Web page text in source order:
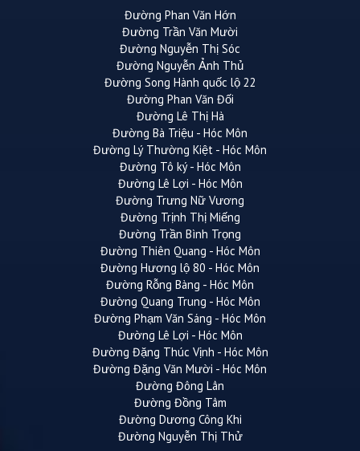
Đường Phan Văn Hớn
Đường Trần Văn Mười
Đường Nguyễn Thị Sóc
Đường Nguyễn Ảnh Thủ
Đường Song Hành quốc lộ 22
Đường Phan Văn Đối
Đường Lê Thị Hà
Đường Bà Triệu - Hóc Môn
Đường Lý Thường Kiệt - Hóc Môn
Đường Tô ký - Hóc Môn
Đường Lê Lợi - Hóc Môn
Đường Trưng Nữ Vương
Đường Trịnh Thị Miếng
Đường Trần Bình Trọng
Đường Thiên Quang - Hóc Môn
Đường Hương lộ 80 - Hóc Môn
Đường Rỗng Bàng - Hóc Môn
Đường Quang Trung - Hóc Môn
Đường Phạm Văn Sáng - Hóc Môn
Đường Lê Lợi - Hóc Môn
Đường Đặng Thúc Vịnh - Hóc Môn
Đường Đặng Văn Mười - Hóc Môn
Đường Đông Lân
Đường Đồng Tâm
Đường Dương Công Khi
Đường Nguyễn Thị Thử